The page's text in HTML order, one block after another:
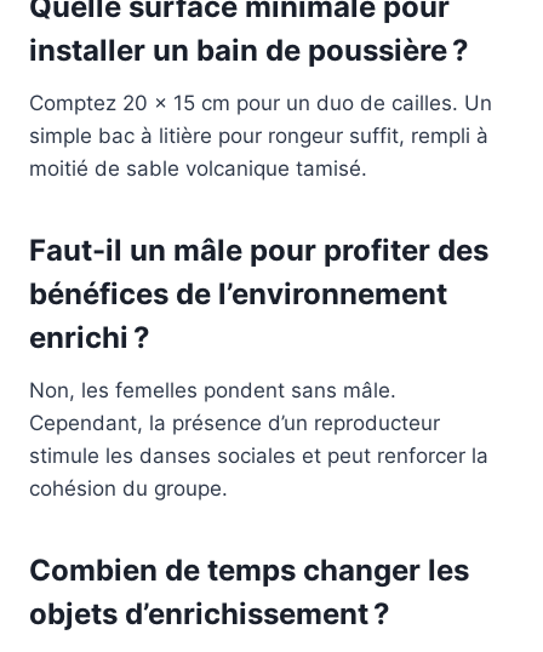
installer un bain de poussière ?
Comptez 20 × 15 cm pour un duo de cailles. Un
simple bac à litière pour rongeur suffit, rempli à
moitié de sable volcanique tamisé.
Faut-il un mâle pour profiter des
bénéfices de l’environnement
enrichi ?
Non, les femelles pondent sans mâle.
Cependant, la présence d’un reproducteur
stimule les danses sociales et peut renforcer la
cohésion du groupe.
Combien de temps changer les
objets d’enrichissement ?